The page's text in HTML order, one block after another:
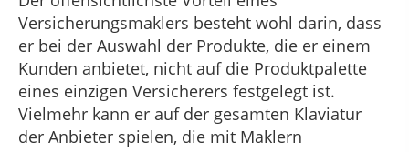
Versicherungsmaklers besteht wohl darin, dass
er bei der Auswahl der Produkte, die er einem
Kunden anbietet, nicht auf die Produktpalette
eines einzigen Versicherers festgelegt ist.
Vielmehr kann er auf der gesamten Klaviatur
der Anbieter spielen, die mit Maklern